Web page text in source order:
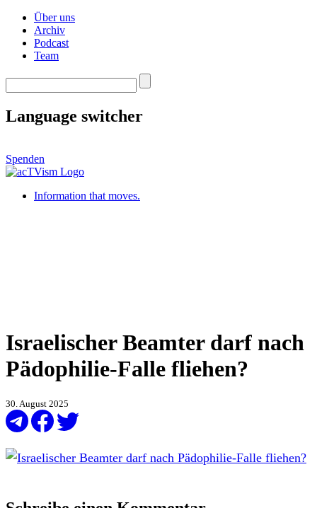
Über uns
Archiv
Podcast
Team
Language switcher
Spenden
Information that moves.
Israelischer Beamter darf nach
Pädophilie-Falle fliehen?
30. August 2025